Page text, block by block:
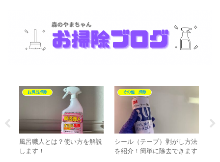
お風呂掃除
風呂職人とは？使い方を解説
します！
その他 掃除
シール（テープ）剥がし方法
を紹介！簡単に除去できます